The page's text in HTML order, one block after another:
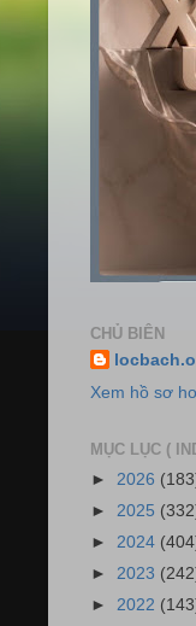
CHỦ BIÊN
Xem hồ sơ
MỤC LỤC (
► 2026
► 2025
► 2024
► 2023
► 2022